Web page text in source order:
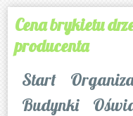
Cena brykietu
producenta
Start
Budynki